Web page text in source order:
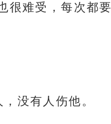
很难受，每次都要
没有人伤他。